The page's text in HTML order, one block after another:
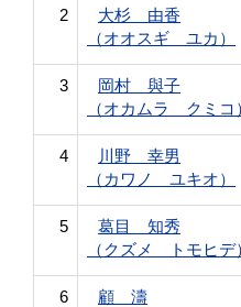
2
大杉 由香
（オオスギ ユカ）
3
岡村 與子
（オカムラ クミコ
4
川野 幸男
（カワノ ユキオ）
5
葛目 知秀
（クズメ トモヒデ
6
顧 濤